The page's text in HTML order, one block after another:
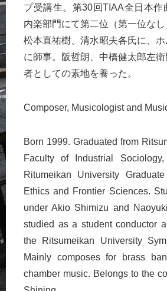
プ受講生。第30回TIAA全日本作
内楽部門にて第二位（第一位な
松本直祐樹、清水昭夫各氏に、
に師事。阪哲朗、中橋健太郎左
者としての素地を養った。
Composer, Musicologist and
Born 1999. Graduated from
Faculty of Industrial
Ritumeikan University
Ethics and Frontier Sciences.
under Akio Shimizu and
studied as a student conductor
the Ritsumeikan University
Mainly composes for brass
chamber music. Belongs to the